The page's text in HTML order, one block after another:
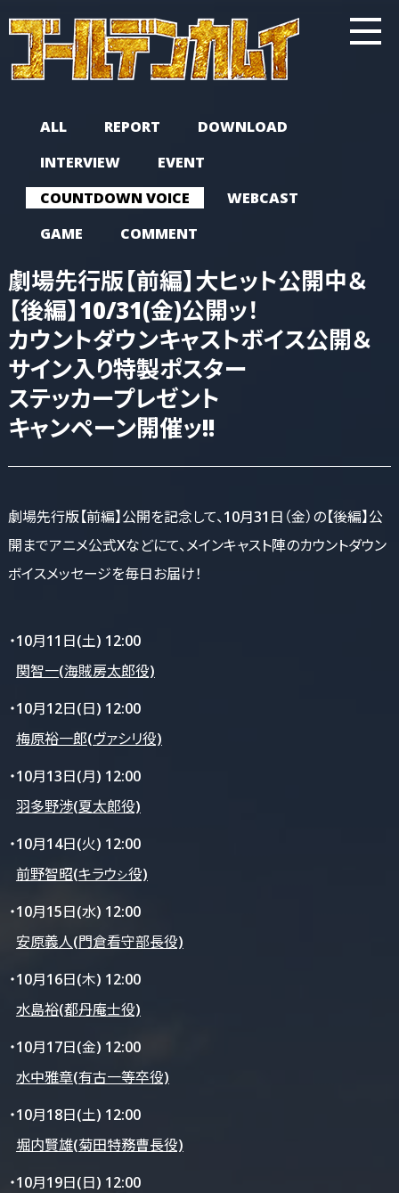
ALL REPORT
DOWNLOAD
INTERVIEW
EVENT
COUNTDOWN VOICE
WEBCAST
GAME
COMMENT
劇場先行版【前編】大ヒット公開中＆
【後編】10/31(金)公開ッ！
カウントダウンキャストボイス公開＆
サイン入り特製ポスター
ステッカープレゼント
キャンペーン開催ッ!!
劇場先行版【前編】公開を記念して、10月31日（金）の【後編】公
開までアニメ公式Xなどにて、メインキャスト陣のカウントダウン
ボイスメッセージを毎日お届け！
・10月11日(土) 12:00
関智一(海賊房太郎役)
・10月12日(日) 12:00
梅原裕一郎(ヴァシリ役)
・10月13日(月) 12:00
羽多野渉(夏太郎役)
・10月14日(火) 12:00
前野智昭(キラウㇱ役)
・10月15日(水) 12:00
安原義人(門倉看守部長役)
・10月16日(木) 12:00
水島裕(都丹庵士役)
・10月17日(金) 12:00
水中雅章(有古一等卒役)
・10月18日(土) 12:00
堀内賢雄(菊田特務曹長役)
・10月19日(日) 12:00